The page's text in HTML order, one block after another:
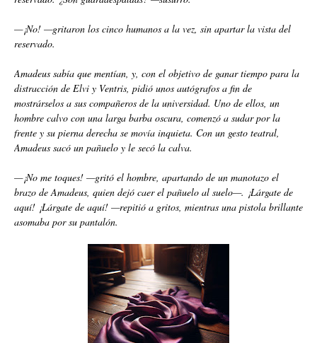
—¡No! —gritaron los cinco humanos a la vez, sin apartar la vista del
reservado.
Amadeus sabía que mentían, y, con el objetivo de ganar tiempo para la
distracción de Elvi y Ventris, pidió unos autógrafos a fin de
mostrárselos a sus compañeros de la universidad. Uno de ellos, un
hombre calvo con una larga barba oscura, comenzó a sudar por la
frente y su pierna derecha se movía inquieta. Con un gesto teatral,
Amadeus sacó un pañuelo y le secó la calva.
—¡No me toques! —gritó el hombre, apartando de un manotazo el
brazo de Amadeus, quien dejó caer el pañuelo al suelo—. ¡Lárgate de
aquí! ¡Lárgate de aquí! —repitió a gritos, mientras una pistola brillante
asomaba por su pantalón.